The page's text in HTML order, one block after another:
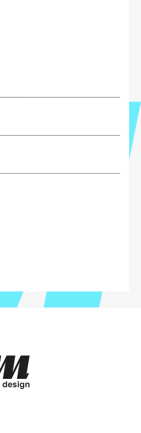
design